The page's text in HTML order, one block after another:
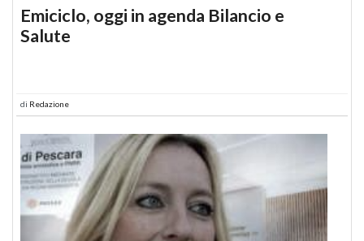
Emiciclo, oggi in agenda Bilancio e
Salute
di Redazione